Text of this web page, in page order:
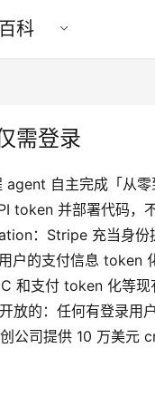
百科
需登录
自主完成「从零
并部署代码，
：Stripe 充当身
的支付信息 token
和支付 token 化等
的：任何有登录用
公司提供 10 万美元